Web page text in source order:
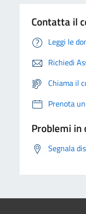
Contatta il
Leggi le
Richiedi
Chiama il
Prenota
Problemi in
Segnala